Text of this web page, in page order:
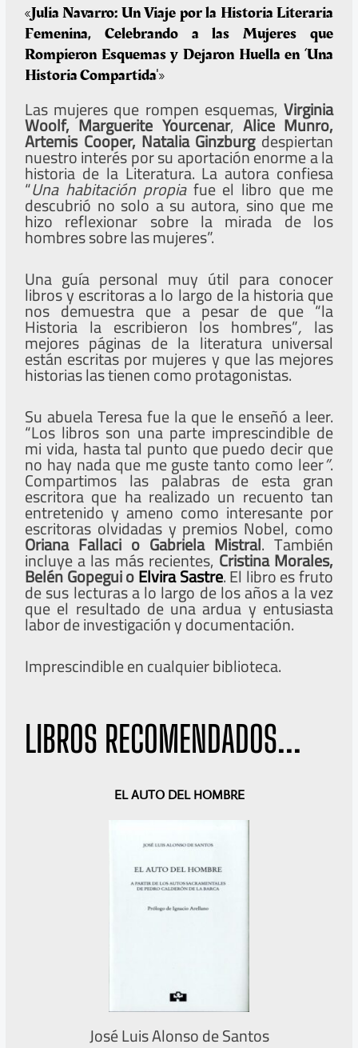
«Julia Navarro: Un Viaje por la Historia Literaria
Femenina, Celebrando a las Mujeres que
Rompieron Esquemas y Dejaron Huella en ‘Una
Historia Compartida'»
Las mujeres que rompen esquemas, Virginia
Woolf, Marguerite Yourcenar,Alice Munro,
Artemis Cooper, Natalia Ginzburgdespiertan
nuestro interés por su aportación enorme a la
historia de la Literatura. La autora confiesa
“Una habitación propiafue el libro que me
descubrió no solo a su autora, sino que me
hizo reflexionar sobre la mirada de los
hombres sobre las mujeres”.
Una guía personal muy útil para conocer
libros y escritoras a lo largo de la historia que
nos demuestra que a pesar de que “la
Historia la escribieron los hombres”, las
mejores páginas de la literatura universal
están escritas por mujeres y que las mejores
historias las tienen como protagonistas.
Su abuela Teresa fue la que le enseñó a leer.
“Los libros son una parte imprescindible de
mi vida, hasta tal punto que puedo decir que
no haynada que me guste tanto como leer”.
Compartimos las palabras de esta gran
escritora que ha realizado un recuento tan
entretenido y ameno como interesante por
escritoras olvidadas y premios Nobel, como
Oriana Fallaci o Gabriela Mistral. También
incluye a las más recientes,Cristina Morales,
Belén Gopegui oElvira Sastre. El libro es fruto
de sus lecturas a lo largo de los años a la vez
que el resultado de una ardua y entusiasta
labor de investigación y documentación.
Imprescindible en cualquier biblioteca.
LIBROS RECOMENDADOS...
EL AUTO DEL HOMBRE
José Luis Alonso de Santos